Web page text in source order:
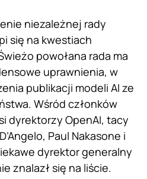
niezależnej rady
się na kwestiach
powołana rada ma
uprawnienia, w
publikacji modeli AI ze
Wśród członków
dyrektorzy OpenAI, tacy
Paul Nakasone i
dyrektor generalny
znalazł się na liście.